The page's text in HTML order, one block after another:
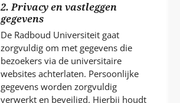
2. Privacy en vastleggen
gegevens
De Radboud Universiteit gaat
zorgvuldig om met gegevens die
bezoekers via de universitaire
websites achterlaten. Persoonlijke
gegevens worden zorgvuldig
verwerkt en beveiligd. Hierbij houdt